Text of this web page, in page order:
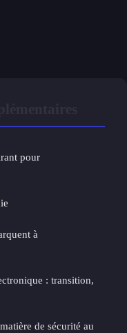
pour
à
: transition,
de sécurité au